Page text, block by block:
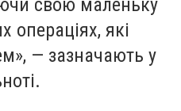
свою маленьку
операціях, які
— зазначають у